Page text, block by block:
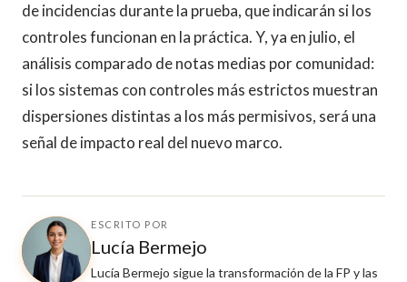
de incidencias durante la prueba, que indicarán si los
controles funcionan en la práctica. Y, ya en julio, el
análisis comparado de notas medias por comunidad:
si los sistemas con controles más estrictos muestran
dispersiones distintas a los más permisivos, será una
señal de impacto real del nuevo marco.
ESCRITO POR
Lucía Bermejo
Lucía Bermejo sigue la transformación de la FP y las